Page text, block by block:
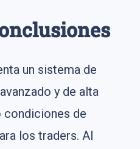
un sistema de
y de alta
de
los traders. Al